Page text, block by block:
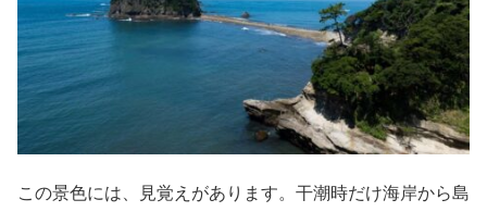
この景色には、見覚えがあります。干潮時だけ海岸から島